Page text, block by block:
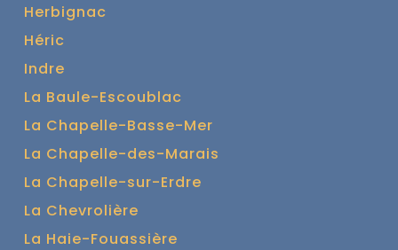
Herbignac
Héric
Indre
La Baule-Escoublac
La Chapelle-Basse-Mer
La Chapelle-des-Marais
La Chapelle-sur-Erdre
La Chevrolière
La Haie-Fouassière